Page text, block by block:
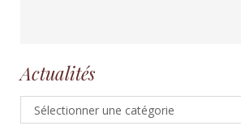
Actualités
Actualités